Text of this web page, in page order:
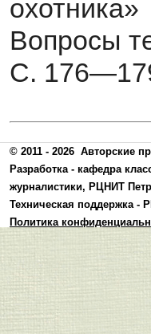
Вопросы
С.
© 2011 - 2026 Авторские
Разработка - кафедра
журналистики, РЦНИТ
Техническая поддержка -
Политика